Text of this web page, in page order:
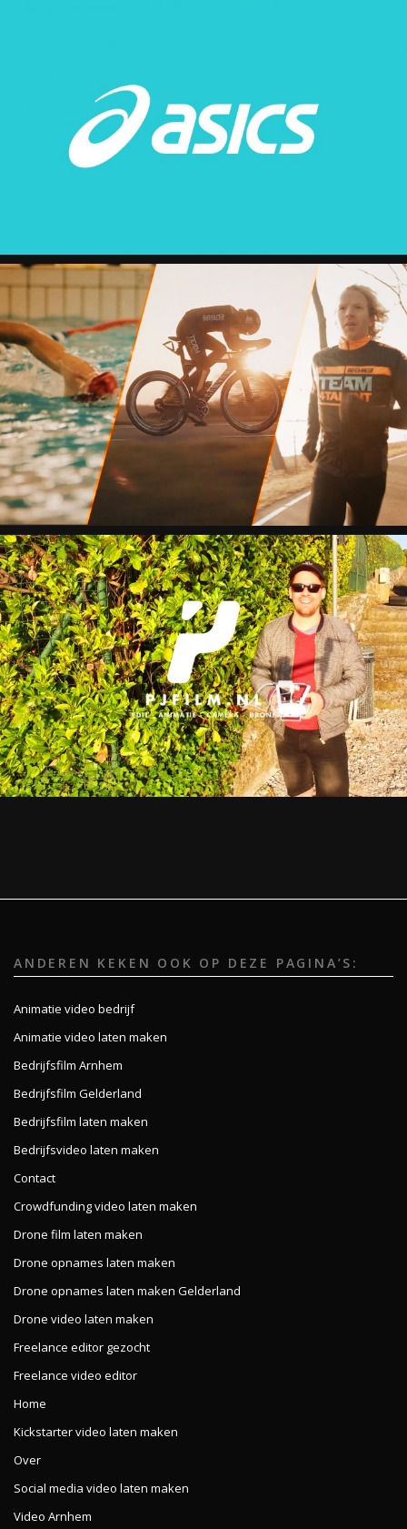
ANDEREN KEKEN OOK OP DEZE PAGINA’S:
Animatie video bedrijf
Animatie video laten maken
Bedrijfsfilm Arnhem
Bedrijfsfilm Gelderland
Bedrijfsfilm laten maken
Bedrijfsvideo laten maken
Contact
Crowdfunding video laten maken
Drone film laten maken
Drone opnames laten maken
Drone opnames laten maken Gelderland
Drone video laten maken
Freelance editor gezocht
Freelance video editor
Home
Kickstarter video laten maken
Over
Social media video laten maken
Video Arnhem